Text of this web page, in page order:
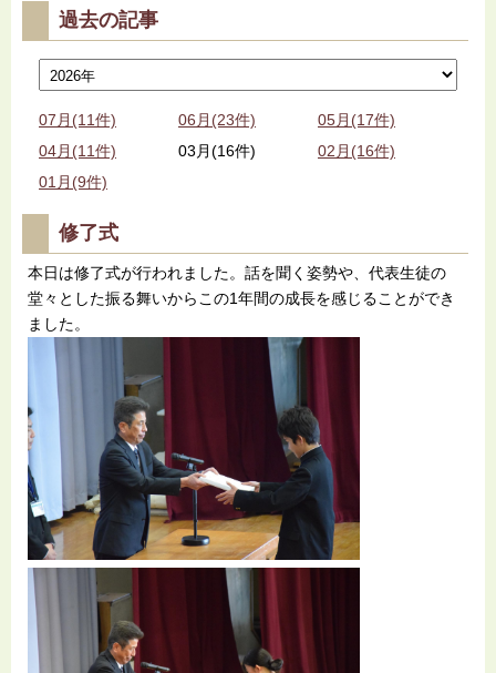
過去の記事
07月(11件) 06月(23件)
05月(17件)
04月(11件)
03月(16件)
02月(16件)
01月(9件)
修了式
本日は修了式が行われました。話を聞く姿勢や、代表生徒の
堂々とした振る舞いからこの1年間の成長を感じることができ
ました。